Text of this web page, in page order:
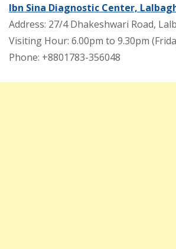
Ibn Sina Diagnostic Center,
Address: 27/4 Dhakeshwari Road,
Visiting Hour: 6.00pm to 9.30pm
Phone: +8801783-356048